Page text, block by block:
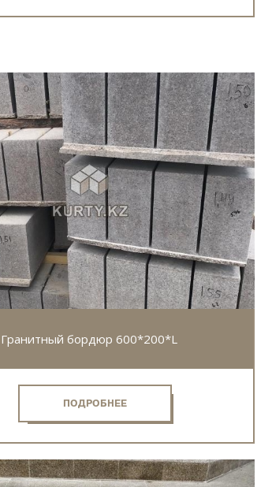
Гранитный бордюр 600*200*L
ПОДРОБНЕЕ